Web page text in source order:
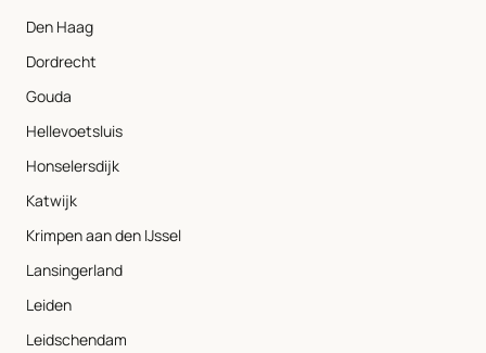
Den Haag
Dordrecht
Gouda
Hellevoetsluis
Honselersdijk
Katwijk
Krimpen aan den IJssel
Lansingerland
Leiden
Leidschendam